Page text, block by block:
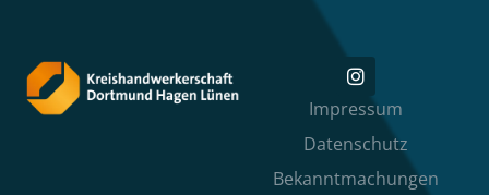
Impressum
Datenschutz
Bekanntmachungen